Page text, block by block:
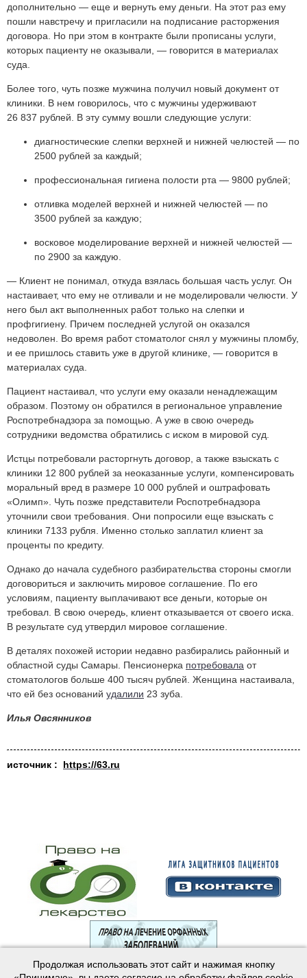
дополнительно — еще и вернуть ему деньги. На этот раз ему
пошли навстречу и пригласили на подписание расторжения
договора. Но при этом в контракте были прописаны услуги,
которых пациенту не оказывали, — говорится в материалах
суда.
Более того, чуть позже мужчина получил новый документ от
клиники. В нем говорилось, что с мужчины удерживают
26 837 рублей . В эту сумму вошли следующие услуги:
диагностические слепки верхней и нижней челюстей — по
2500 рублей за каждый;
профессиональная гигиена полости рта — 9800 рублей;
отливка моделей верхней и нижней челюстей — по
3500 рублей за каждую;
восковое моделирование верхней и нижней челюстей —
по 2900 за каждую.
— Клиент не понимал, откуда взялась большая часть услуг. Он
настаивает, что ему не отливали и не моделировали челюсти. У
него был акт выполненных работ только на слепки и
профгигиену. Причем последней услугой он оказался
недоволен. Во время работ стоматолог снял у мужчины пломбу,
и ее пришлось ставить уже в другой клинике, — говорится в
материалах суда.
Пациент настаивал, что услуги ему оказали ненадлежащим
образом. Поэтому он обратился в региональное управление
Роспотребнадзора за помощью. А уже в свою очередь
сотрудники ведомства обратились с иском в мировой суд.
Истцы потребовали расторгнуть договор, а также взыскать с
клиники 12 800 рублей за неоказанные услуги, компенсировать
моральный вред в размере 10 000 рублей и оштрафовать
«Олимп». Чуть позже представители Роспотребнадзора
уточнили свои требования. Они попросили еще взыскать с
клиники 7133 рубля . Именно столько заплатил клиент за
проценты по кредиту.
Однако до начала судебного разбирательства стороны смогли
договориться и заключить мировое соглашение. По его
условиям, пациенту выплачивают все деньги, которые он
требовал. В свою очередь, клиент отказывается от своего иска.
В результате суд утвердил мировое соглашение.
В деталях похожей истории недавно разбирались районный и
областной суды Самары. Пенсионерка потребовала от
стоматологов больше 400 тысяч рублей. Женщина настаивала,
что ей без оснований удалили 23 зуба
Илья Овсянников
источник : https://63.ru
© 2003—2024 Лига защитников пациентов
Продолжая использовать этот сайт и нажимая кнопку